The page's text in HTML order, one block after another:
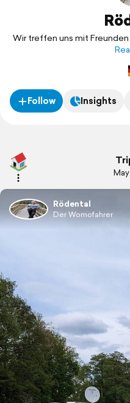
Wir treffen uns mit
Follow Insights
May
Rödental
Der Womofahrer